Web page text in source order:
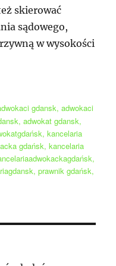
skierować
sądowego,
w wysokości
gdansk,adwokaci
,adwokat gdansk,
,kancelaria
gdańsk,kancelaria
,
,prawnik gdańsk,